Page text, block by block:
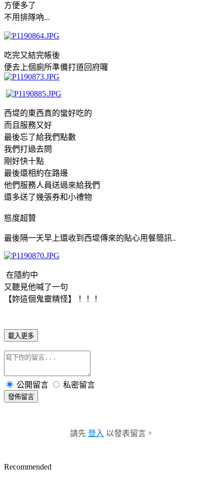
方便多了
不用排隊吶...
吃完又結完帳後
便去上個廁所準備打道回府囉
西堤的東西真的蠻好吃的
而且服務又好
最後忘了給我們點數
我們打過去問
剛好快十點
最後還相約在路邊
他們服務人員送過來給我們
還多送了幾張券和小禮物
態度超贊
最後隔一天早上還收到西堤傳來的貼心用餐簡訊..
在隱約中
又聽見他喊了一句
【妳這個鬼靈精怪】！！！
載入更多
公開留言 私密留言
發佈留言
請先 登入 以發表留言。
Recommended